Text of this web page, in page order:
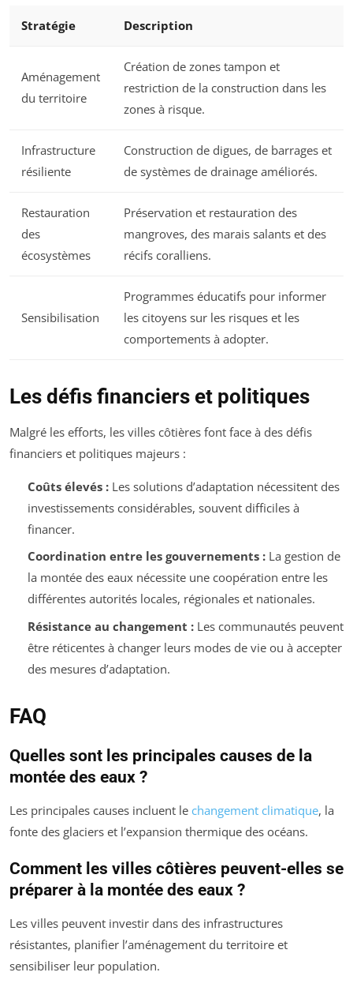
Stratégie Description
Aménagement
du territoire
Création de zones tampon et
restriction de la construction dans les
zones à risque.
Infrastructure
résiliente
Construction de digues, de barrages et
de systèmes de drainage améliorés.
Restauration
des
écosystèmes
Préservation et restauration des
mangroves, des marais salants et des
récifs coralliens.
Sensibilisation
Programmes éducatifs pour informer
les citoyens sur les risques et les
comportements à adopter.
Les défis financiers et politiques
Malgré les efforts, les villes côtières font face à des défis
financiers et politiques majeurs :
Coûts élevés :Les solutions d’adaptation nécessitent des
investissements considérables, souvent difficiles à
financer.
Coordination entre les gouvernements :La gestion de
la montée des eaux nécessite une coopération entre les
différentes autorités locales, régionales et nationales.
Résistance au changement :Les communautés peuvent
être réticentes à changer leurs modes de vie ou à accepter
des mesures d’adaptation.
FAQ
Quelles sont les principales causes de la
montée des eaux ?
Les principales causes incluent le changement climatique, la
fonte des glaciers et l’expansion thermique des océans.
Comment les villes côtières peuvent-elles se
préparer à la montée des eaux ?
Les villes peuvent investir dans des infrastructures
résistantes, planifier l’aménagement du territoire et
sensibiliser leur population.